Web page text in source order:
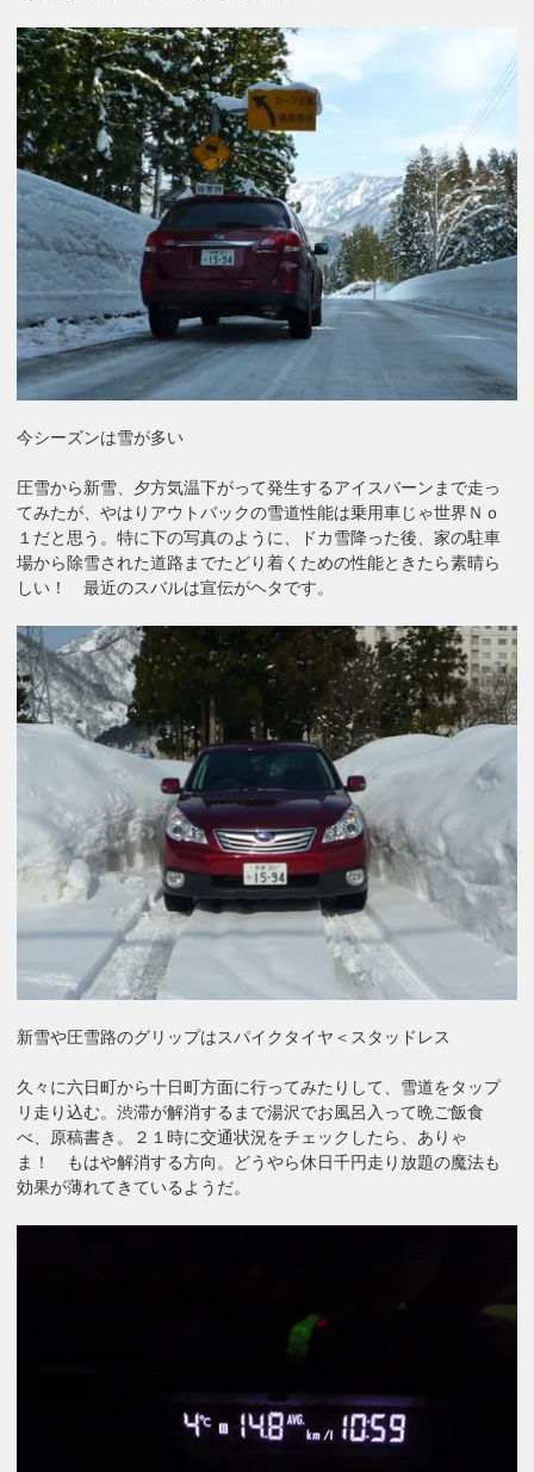
今シーズンは雪が多い
圧雪から新雪、夕方気温下がって発生するアイスバーンまで走っ
てみたが、やはりアウトバックの雪道性能は乗用車じゃ世界Ｎｏ
１だと思う。特に下の写真のように、ドカ雪降った後、家の駐車
場から除雪された道路までたどり着くための性能ときたら素晴ら
しい！ 最近のスバルは宣伝がヘタです。
新雪や圧雪路のグリップはスパイクタイヤ＜スタッドレス
久々に六日町から十日町方面に行ってみたりして、雪道をタップ
リ走り込む。渋滞が解消するまで湯沢でお風呂入って晩ご飯食
べ、原稿書き。２１時に交通状況をチェックしたら、ありゃ
ま！ もはや解消する方向。どうやら休日千円走り放題の魔法も
効果が薄れてきているようだ。